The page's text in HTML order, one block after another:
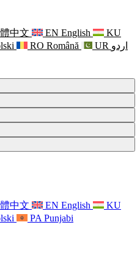
中文 EN English
KU
RO Română UR اردو
ਸਹਾਇਤਾ
ਦੀਆਂ ਸ਼ਰਤਾਂ
ਸੇਵਾ
中文 EN English
KU
PA Punjabi